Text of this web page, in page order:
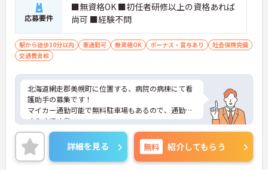
応募要件
■無資格OK ■初任者研修以上の資格あれば
尚可 ■経験不問
駅から徒歩10分以内 車通勤可 無資格OK ボーナス・賞与あり
社会保険完備
交通費支給
北海道網走郡美幌町に位置する、病院の病棟にて看
護助手の募集です！
マイカー通勤可能で無料駐車場もあるので、通勤ら
くらくです◎
また、残業は無いので、家庭との両立が叶います♪
ご興味のある方には、面接対策ポイントなど、さら
に詳細をお話しいたしますのでお気軽にご相談くだ
さい！
詳細を見る 無料 紹介してもらう